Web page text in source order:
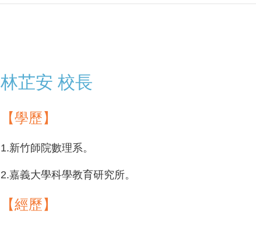
林芷安 校長
【學歷】
1.新竹師院數理系。
2.嘉義大學科學教育研究所。
【經歷】